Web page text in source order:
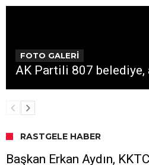
FOTO GALERİ
AK Partili 807
RASTGELE HABER
Başkan Erkan Aydın,